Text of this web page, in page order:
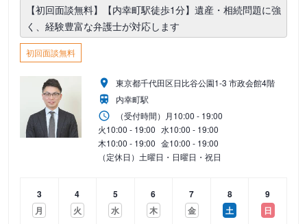
【初回面談無料】【内幸町駅徒歩1分】遺産・相続問題に強
く、経験豊富な弁護士が対応します
初回面談無料
東京都千代田区日比谷公園1-3 市政会館4階
内幸町駅
（受付時間） 月10:00 - 19:00
火10:00 - 19:00 水10:00 - 19:00
木10:00 - 19:00 金10:00 - 19:00
（定休日）土曜日・日曜日・祝日
3
月
4
火
5
水
6
木
7
金
8
土
9
日